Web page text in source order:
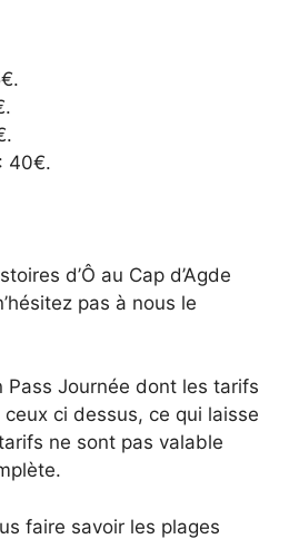
40€.
d’Ô au Cap d’Agde
pas à nous le
Pass Journée dont les tarifs
ci dessus, ce qui laisse
ne sont pas valable
faire savoir les plages